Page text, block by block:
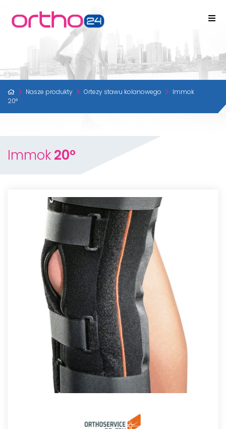
Nasze produkty Ortezy stawu kolanowego
Immok
20°
Immok20°